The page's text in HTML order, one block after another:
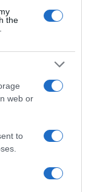
the
web or
to